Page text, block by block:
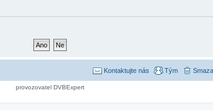
Tým
Kontaktujte nás
provozovatel DVBExpert